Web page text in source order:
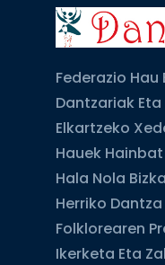
Federazio Hau
Dantzariak
Elkartzeko
Hauek
Hala Nola
Herriko
Folklorearen
Ikerketa Eta